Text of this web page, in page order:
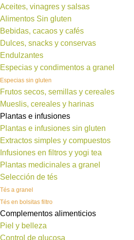
Aceites, vinagres y salsas
Alimentos Sin gluten
Bebidas, cacaos y cafés
Dulces, snacks y conservas
Endulzantes
Especias y condimentos a granel
Especias sin gluten
Frutos secos, semillas y cereales
Mueslis, cereales y harinas
Plantas e infusiones
Plantas e infusiones sin gluten
Extractos simples y compuestos
Infusiones en filtros y yogi tea
Plantas medicinales a granel
Selección de tés
Tés a granel
Tés en bolsitas filtro
Complementos alimenticios
Piel y belleza
Control de glucosa